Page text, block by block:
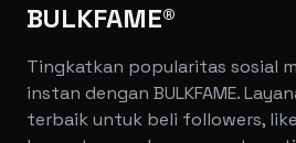
BULKFAME®
Tingkatkan popularitas sosial
instan dengan BULKFAME.
terbaik untuk beli followers,